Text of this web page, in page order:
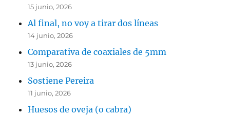
15 junio, 2026
Al final, no voy a tirar dos líneas
14 junio, 2026
Comparativa de coaxiales de 5mm
13 junio, 2026
Sostiene Pereira
11 junio, 2026
Huesos de oveja (o cabra)